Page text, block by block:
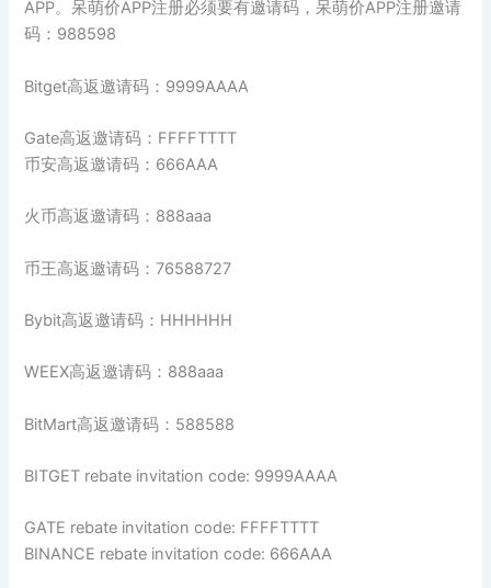
APP。呆萌价APP注册必须要有邀请码，呆萌价APP注册邀请
码：988598
Bitget高返邀请码：9999AAAA
Gate高返邀请码：FFFFTTTT
币安高返邀请码：666AAA
火币高返邀请码：888aaa
币王高返邀请码：76588727
Bybit高返邀请码：HHHHHH
WEEX高返邀请码：888aaa
BitMart高返邀请码：588588
BITGET rebate invitation code: 9999AAAA
GATE rebate invitation code: FFFFTTTT
BINANCE rebate invitation code: 666AAA